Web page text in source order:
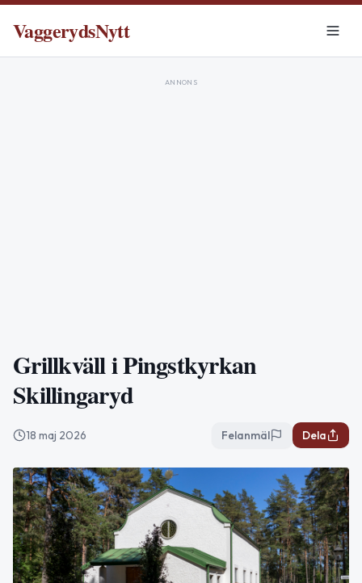
VaggerydsNytt
ANNONS
Grillkväll i Pingstkyrkan
Skillingaryd
18 maj 2026 Felanmäl Dela